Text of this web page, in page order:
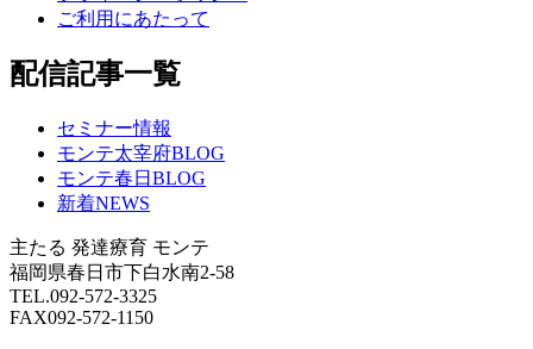
ご利用にあたって
配信記事一覧
セミナー情報
モンテ太宰府BLOG
モンテ春日BLOG
新着NEWS
主たる 発達療育 モンテ
福岡県春日市下白水南2-58
TEL.092-572-3325
FAX092-572-1150